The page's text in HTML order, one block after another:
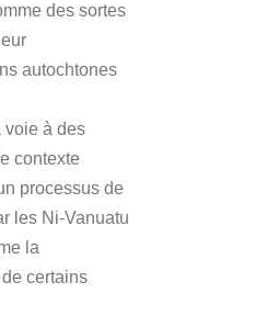
des sortes
autochtones
voie à des
contexte
processus de
les Ni-Vanuatu
la
certains